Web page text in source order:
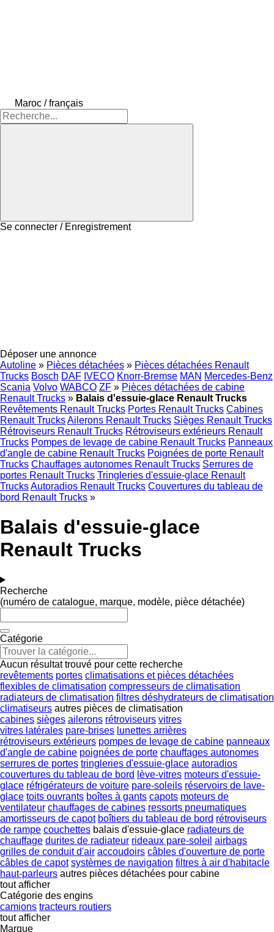
Maroc / français
Se connecter / Enregistrement
Déposer une annonce
Autoline » Pièces détachées » Pièces détachées Renault
Trucks Bosch DAF IVECO Knorr-Bremse MAN Mercedes-Benz
Scania Volvo WABCO ZF » Pièces détachées de cabine
Renault Trucks » Balais d'essuie-glace Renault Trucks
Revêtements Renault Trucks Portes Renault Trucks Cabines
Renault TrucksAilerons Renault Trucks Sièges Renault Trucks
Rétroviseurs Renault Trucks Rétroviseurs extérieurs Renault
Trucks Pompes de levage de cabine Renault Trucks Panneaux
d'angle de cabine Renault Trucks Poignées de porte Renault
Trucks Chauffages autonomes Renault Trucks Serrures de
portes Renault Trucks Tringleries d'essuie-glace Renault
TrucksAutoradios Renault Trucks Couvertures du tableau de
bord Renault Trucks »
Balais d'essuie-glace
Renault Trucks
Recherche
(numéro de catalogue, marque, modèle, pièce détachée)
Catégorie
Aucun résultat trouvé pour cette recherche
revêtements portes climatisations et pièces détachées
flexibles de climatisation compresseurs de climatisation
radiateurs de climatisation filtres déshydrateurs de climatisation
climatiseurs autres pièces de climatisation
cabines sièges ailerons rétroviseurs vitres
vitres latérales pare-brises lunettes arrières
rétroviseurs extérieurs pompes de levage de cabine panneaux
d'angle de cabine poignées de porte chauffages autonomes
serrures de portes tringleries d'essuie-glace autoradios
couvertures du tableau de bord lève-vitres moteurs d'essuie-
glace réfrigérateurs de voiture pare-soleils réservoirs de lave-
glace toits ouvrants boîtes à gants capots moteurs de
ventilateur chauffages de cabines ressorts pneumatiques
amortisseurs de capot boîtiers du tableau de bord rétroviseurs
de rampe couchettes balais d'essuie-glace radiateurs de
chauffage durites de radiateur rideaux pare-soleil airbags
grilles de conduit d'air accoudoirs câbles d'ouverture de porte
câbles de capot systèmes de navigation filtres à air d'habitacle
haut-parleurs autres pièces détachées pour cabine
tout afficher
Catégorie des engins
camions tracteurs routiers
tout afficher
Marque